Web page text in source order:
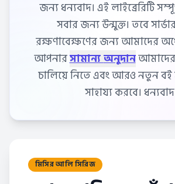
জন্য ধন্যবাদ। এই লাইব্রেরিটি
সবার জন্য উন্মুক্ত। তবে
রক্ষণাবেক্ষণের জন্য আমাদের
আপনার
সামান্য অনুদানআমাদের
চালিয়ে নিতে এবং আরও নতুন বই
সাহায্য করবে।
মিসির আলি সিরিজ